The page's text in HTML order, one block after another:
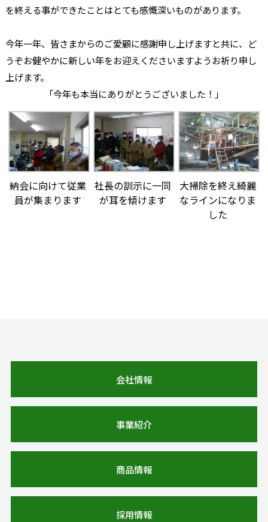
を終える事ができたことはとても感慨深いものがあります。
今年一年、皆さまからのご愛顧に感謝申し上げますと共に、ど
うぞお健やかに新しい年をお迎えくださいますようお祈り申し
上げます。
「今年も本当にありがとうございました！」
納会に向けて従業
員が集まります
社長の訓示に一同
が耳を傾けます
大掃除を終え綺麗
なラインになりま
した
会社情報
事業紹介
商品情報
採用情報